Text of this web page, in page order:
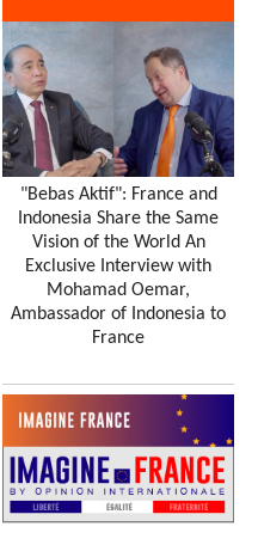
"Bebas Aktif": France and
Indonesia Share the Same
Vision of the World An
Exclusive Interview with
Mohamad Oemar,
Ambassador of Indonesia to
France